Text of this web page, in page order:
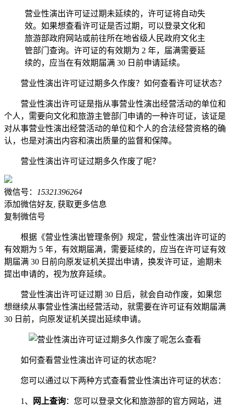
营业性演出许可证过期未延续的，许可证将自动失
效。如果想查看许可证是否过期，可以登录文化和
旅游部政府网站或前往所在地省级人民政府文化主
管部门查询。许可证的有效期为 2 年，届满需要延
续的，应当在有效期届满 30 日前申请延续。
营业性演出许可证过期多久作废？如何查看许可证状态？
营业性演出许可证是指从事营业性演出经营活动的单位和
个人，需要向文化和旅游主管部门申请的一种许可证，该证是
对从事营业性演出经营活动的单位和个人的合法经营资格的确
认，也是对演出内容和演出质量的监督和保障。
营业性演出许可证过期多久作废了呢？
微信号：
15321396264
添加微信好友, 获取更多信息
复制微信号
根据《营业性演出管理条例》规定，营业性演出许可证的
有效期为 5 年，有效期届满，需要延续的，应当在许可证有效
期届满 30 日前向原发证机关提出申请，换发许可证，逾期未
提出申请的，视为放弃延续。
营业性演出许可证过期 30 日后，就会自动作废，如果您
想继续从事营业性演出经营活动，就需要在许可证有效期届满
30 日前，向原发证机关提出延续申请。
如何查看营业性演出许可证的状态呢？
您可以通过以下两种方式查看营业性演出许可证的状态：
1、 网上查询：您可以登录文化和旅游部的官方网站，进